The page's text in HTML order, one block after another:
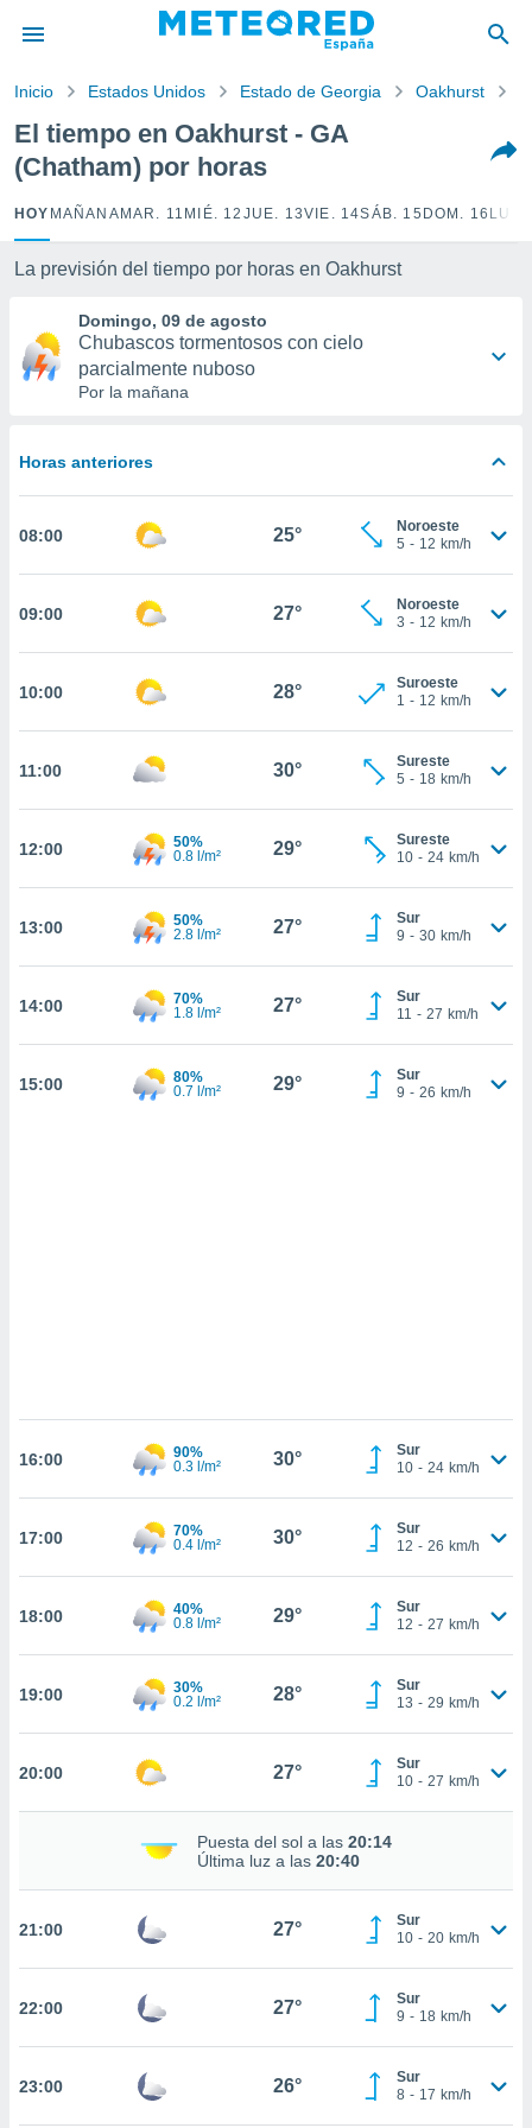
por
para
la
calidad.
a este
las
y
forma
la
ya sean
en
perfil
nuestra
cookies
En
de que
el sitio
para
aunque
no
Puedes
acceder a
ACEPTAR
Inicio Estados Unidos Estado de Georgia Oakhurst
El tiempo en Oakhurst - GA
(Chatham) por horas
HOY MAÑANA MAR. 11 MIÉ. 12 JUE. 13VIE. 14SÁB. 15 DOM. 16
La previsión del tiempo por horas en Oakhurst
Domingo, 09 de agosto
Chubascos tormentosos con cielo
parcialmente nuboso
Por la mañana
Horas anteriores
08:00 25°
Noroeste
5 - 12 km/h
09:00 27°
Noroeste
3 - 12 km/h
10:00 28°
Suroeste
1 - 12 km/h
11:00 30°
Sureste
5 - 18 km/h
12:00
50%
0.8 l/m²
29°
Sureste
10 - 24 km/h
13:00
50%
2.8 l/m²
27°
Sur
9 - 30 km/h
14:00
70%
1.8 l/m²
27°
Sur
11 - 27 km/h
15:00
80%
0.7 l/m²
29°
Sur
9 - 26 km/h
16:00
90%
0.3 l/m²
30°
Sur
10 - 24 km/h
17:00
70%
0.4 l/m²
30°
Sur
12 - 26 km/h
18:00
40%
0.8 l/m²
29°
Sur
12 - 27 km/h
19:00
30%
0.2 l/m²
28°
Sur
13 - 29 km/h
20:00 27°
Sur
10 - 27 km/h
Puesta del sol a las 20:14
Última luz a las 20:40
21:00 27°
Sur
10 - 20 km/h
22:00 27°
Sur
9 - 18 km/h
23:00 26°
Sur
8 - 17 km/h